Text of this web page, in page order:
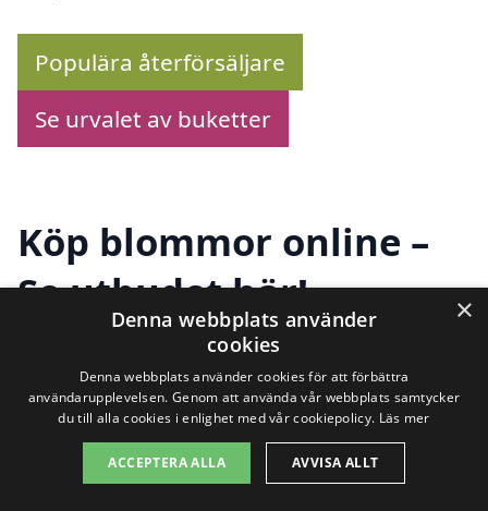
Populära återförsäljare
Se urvalet av buketter
Köp blommor online –
Se utbudet här!
Letar du efter attskicka blombud i
Öxeryd? Här hittar du en omfattande
översikt över blommor från flera pålitliga
×
Denna webbplats använder
cookies
Denna webbplats använder cookies för att förbättra
användarupplevelsen. Genom att använda vår webbplats samtycker
du till alla cookies i enlighet med vår cookiepolicy. Läs mer
ACCEPTERA ALLA AVVISA ALLT